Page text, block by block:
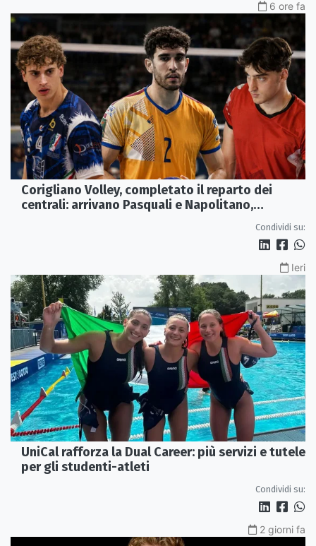
6 ore fa
Corigliano Volley, completato il reparto dei
centrali: arrivano Pasquali e Napolitano,
Condividi su:
Ieri
UniCal rafforza la Dual Career: più servizi e tutele
per gli studenti-atleti
Condividi su:
2 giorni fa